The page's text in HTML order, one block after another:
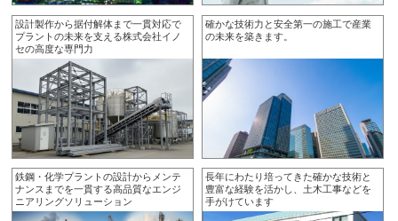
設計製作から据付解体まで一貫対応で
プラントの未来を支える株式会社イノ
セの高度な専門力
確かな技術力と安全第一の施工で産業
の未来を築きます。
鉄鋼・化学プラントの設計からメンテ
ナンスまでを一貫する高品質なエンジ
ニアリングソリューション
長年にわたり培ってきた確かな技術と
豊富な経験を活かし、土木工事などを
手がけています